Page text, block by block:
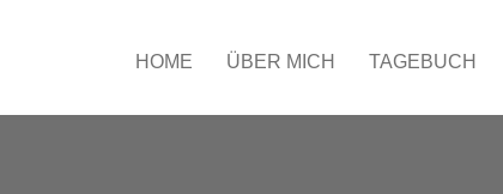
HOME ÜBER MICH TAGEBUCH